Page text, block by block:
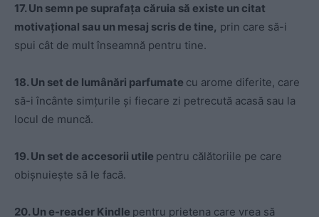
17. Un semn pe suprafața căruia să existe un citat
motivațional sau un mesaj scris de tine, prin care să-i
spui cât de mult înseamnă pentru tine.
18. Un set de lumânări parfumate cu arome diferite, care
să-i încânte simțurile și fiecare zi petrecută acasă sau la
locul de muncă.
19. Un set de accesorii utile pentru călătoriile pe care
obișnuiește să le facă.
20. Un e-reader Kindle pentru prietena care vrea să